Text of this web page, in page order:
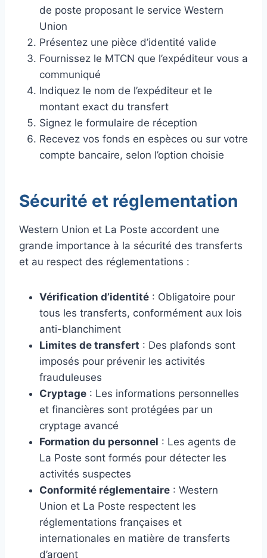
de poste proposant le service Western
Union
Présentez une pièce d’identité valide
Fournissez le MTCN que l’expéditeur vous a
communiqué
Indiquez le nom de l’expéditeur et le
montant exact du transfert
Signez le formulaire de réception
Recevez vos fonds en espèces ou sur votre
compte bancaire, selon l’option choisie
Sécurité et réglementation
Western Union et La Poste accordent une
grande importance à la sécurité des transferts
et au respect des réglementations :
Vérification d’identité : Obligatoire pour
tous les transferts, conformément aux lois
anti-blanchiment
Limites de transfert : Des plafonds sont
imposés pour prévenir les activités
frauduleuses
Cryptage : Les informations personnelles
et financières sont protégées par un
cryptage avancé
Formation du personnel : Les agents de
La Poste sont formés pour détecter les
activités suspectes
Conformité réglementaire : Western
Union et La Poste respectent les
réglementations françaises et
internationales en matière de transferts
d’argent